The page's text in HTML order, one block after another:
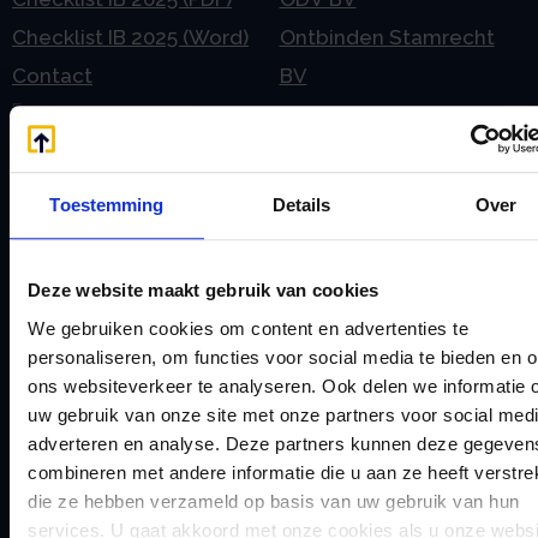
Toestemming Details Over
Deze website maakt gebruik van cookies
We gebruiken cookies om content en advertenties te
personaliseren, om functies voor social media te bieden en
ons websiteverkeer te analyseren. Ook delen we informatie
uw gebruik van onze site met onze partners voor social
adverteren en analyse. Deze partners kunnen deze
combineren met andere informatie die u aan ze heeft
die ze hebben verzameld op basis van uw gebruik van hun
services. U gaat akkoord met onze cookies als u onze
Checklist IB 2025 (Word)
Contact
E
eHerkenning voor uw
Fiscale waardering
Flex BV oprichten of
omzetten
Geleidebiljet jaarstukken
2023
Ontbinden Stamrecht
BV
Onzakelijke lening
Stamrecht BV
P
Pensioen BV
Pensioen BV bij
overlijden